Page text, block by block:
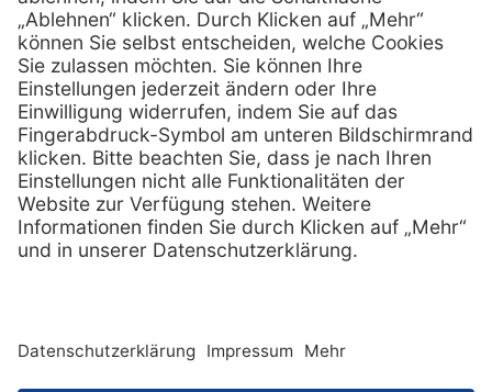
Services
Serviceversprechen
Sprechstundenbedarf
Retoure anmelden
Hilfe
FAQs
Kontakt
Lob & Kritik
Zertifikat Rechtliches
AGB
Impressum
Datenschutz